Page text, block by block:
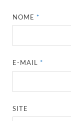
NOME*
E-MAIL*
SITE